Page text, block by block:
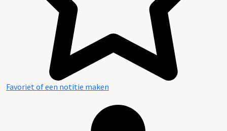
Favoriet of een notitie maken